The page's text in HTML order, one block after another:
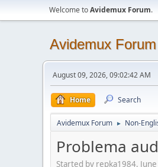
Welcome toAvidemux Forum.
Avidemux Forum
August 09, 2026, 09:02:42 AM
Home Search
Avidemux Forum ► Non-
Problema
Started by repka1984,